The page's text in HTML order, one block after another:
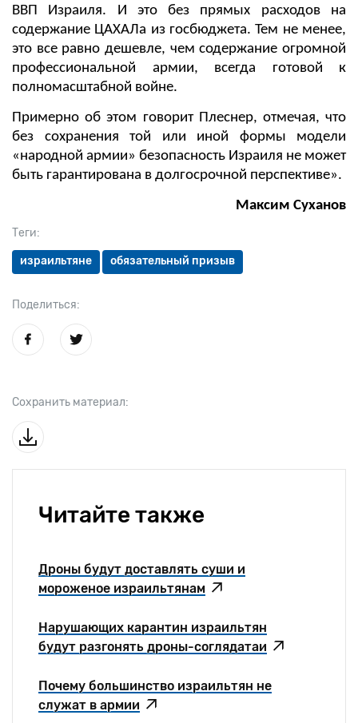
Теги:
израильтяне обязательный призыв
Поделиться:
Сохранить материал:
ВВП Израиля. И это без прямых расходов на
содержание ЦАХАЛа из госбюджета. Тем не менее,
это все равно дешевле, чем содержание огромной
профессиональной армии, всегда готовой к
полномасштабной войне.
Примерно об этом говорит Плеснер, отмечая, что
без сохранения той или иной формы модели
«народной армии» безопасность Израиля не может
быть гарантирована в долгосрочной перспективе».
Максим Суханов
Читайте также
Дроны будут доставлять суши и
мороженое израильтянам
Нарушающих карантин израильтян
будут разгонять дроны-соглядатаи
Почему большинство израильтян не
служат в армии